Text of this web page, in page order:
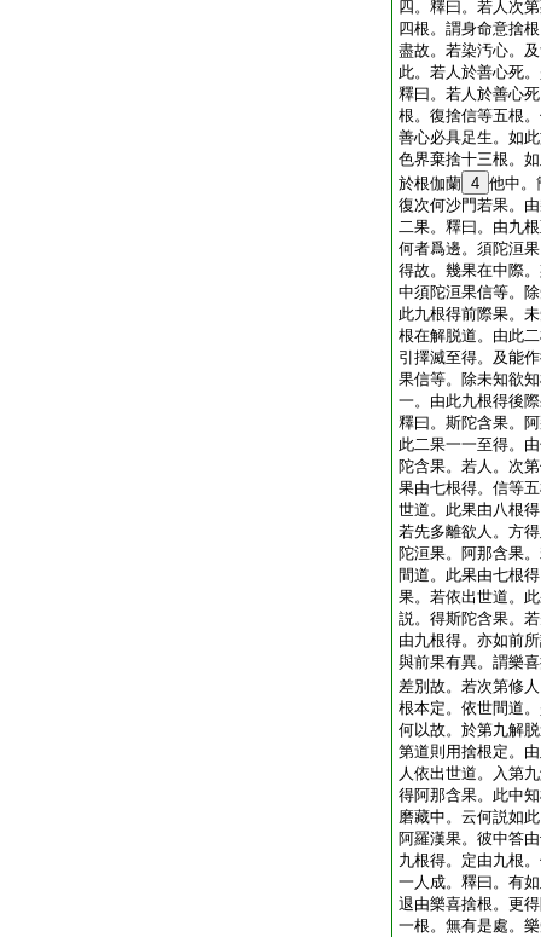
四。釋曰。若人次
四根。謂身命意捨
盡故。若染汚心。
此。若人於善心死
釋曰。若人於善心
根。復捨信等五根
善心必具足生。如
色界棄捨十三根。
於根伽蘭 4 他中。
復次何沙門若果。
二果。釋曰。由九
何者爲邊。須陀洹
得故。幾果在中際
中須陀洹果信等。
此九根得前際果。
根在解脱道。由此
引擇滅至得。及能
果信等。除未知欲
一。由此九根得後
釋曰。斯陀含果。
此二果一一至得。
陀含果。若人。次
果由七根得。信等
世道。此果由八根
若先多離欲人。方
陀洹果。阿那含果
間道。此果由七根
果。若依出世道。
説。得斯陀含果。
由九根得。亦如前
與前果有異。謂樂
差別故。若次第修
根本定。依世間道
何以故。於第九解
第道則用捨根定。
人依出世道。入第
得阿那含果。此中
磨藏中。云何説如
阿羅漢果。彼中答
九根得。定由九根
一人成。釋曰。有
退由樂喜捨根。更
一根。無有是處。